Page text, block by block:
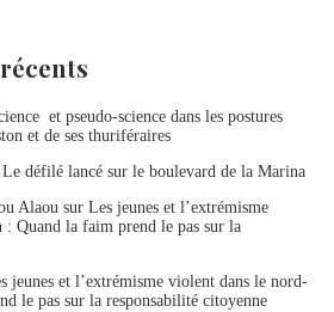
et pseudo-science dans les postures
et de ses thuriféraires
défilé lancé sur le boulevard de la Marina
Alaou sur Les jeunes et l’extrémisme
Quand la faim prend le pas sur la
jeunes et l’extrémisme violent dans le nord-
le pas sur la responsabilité citoyenne